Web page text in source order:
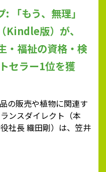
「もう、無理」
Kindle版）が、
・福祉の資格・検
セラー1位を獲
の販売や植物に関連す
ンスダイレクト（本
社長 織田剛）は、笠井